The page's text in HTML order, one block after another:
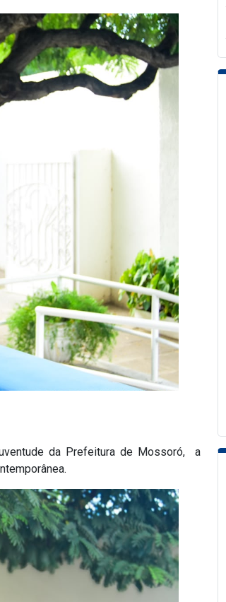
da Prefeitura de Mossoró, a